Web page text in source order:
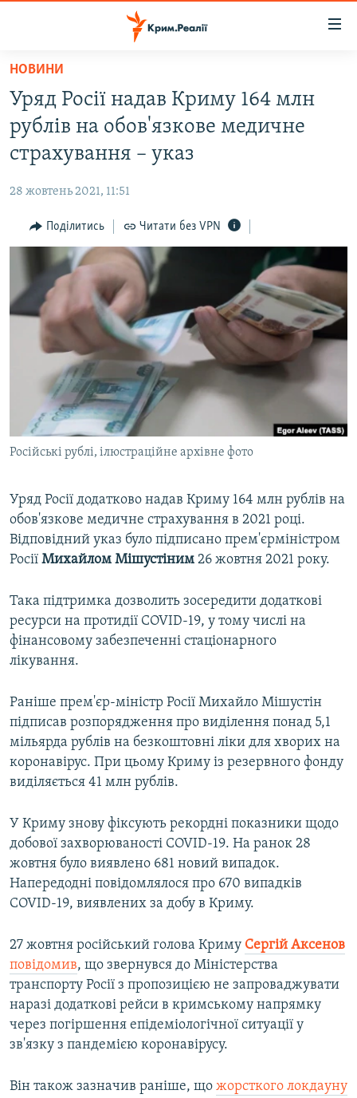
Перейти
основного
матеріалу
Перейти
до
основної
Перейти
до
ВОДА.КРИМ
ВІДЕО ТА ФОТО
БЛОГИ
ПОГЛЯД
ІНТЕРВ'Ю
ВСЕ ЗА ДЕНЬ
СПЕЦПРОЕКТИ
ВІДЕОУРОКИ «ELIFBE»
СВІДЧЕННЯ ОКУПАЦІЇ
УКРАЇНСЬКА ПРОБЛЕМА КРИМУ
ІНФОГРАФІКА
ЯК ОБІЙТИ БЛОКУВАННЯ
Русский
Qırımtatar
ДОЛУЧАЙСЯ!
Усі сайти RFE/RL
НОВИНИ
Уряд Росії надав Криму 164 млн
рублів на обов'язкове медичне
страхування – указ
28 жовтень 2021, 11:51
Поділитись Читати без VPN
Російські рублі, ілюстраційне архівне фото
Уряд Росії додатково надав Криму 164 млн рублів на
обов'язкове медичне страхування в 2021 році.
Відповідний указ було підписано прем'єрміністром
Росії Михайлом Мішустіним 26 жовтня 2021 року.
Така підтримка дозволить зосередити додаткові
ресурси на протидії COVID-19, у тому числі на
фінансовому забезпеченні стаціонарного
лікування.
Раніше прем'єр-міністр Росії Михайло Мішустін
підписав розпорядження про виділення понад 5,1
мільярда рублів на безкоштовні ліки для хворих на
коронавірус. При цьому Криму із резервного фонду
виділяється 41 млн рублів.
У Криму знову фіксують рекордні показники щодо
добової захворюваності COVID-19. На ранок 28
жовтня було виявлено 681 новий випадок.
Напередодні повідомлялося про 670 випадків
COVID-19, виявлених за добу в Криму.
27 жовтня російський голова Криму Сергій Аксенов
повідомив, що звернувся до Міністерства
транспорту Росії з пропозицією не запроваджувати
наразі додаткові рейси в кримському напрямку
через погіршення епідеміологічної ситуації у
зв'язку з пандемією коронавірусу.
Він також зазначив раніше, що жорсткого локдауну